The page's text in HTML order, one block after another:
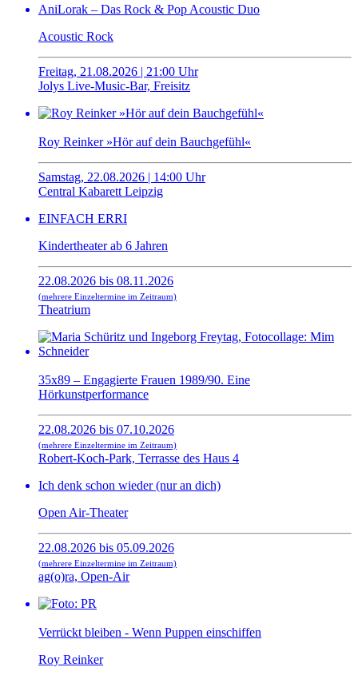
AniLorak – Das Rock & Pop Acoustic Duo
Acoustic Rock
Freitag, 21.08.2026 | 21:00 Uhr
Jolys Live-Music-Bar, Freisitz
Roy Reinker »Hör auf dein Bauchgefühl«
Samstag, 22.08.2026 | 14:00 Uhr
Central Kabarett Leipzig
EINFACH ERRI
Kindertheater ab 6 Jahren
22.08.2026 bis 08.11.2026
(mehrere Einzeltermine im Zeitraum)
Theatrium
35x89 – Engagierte Frauen 1989/90. Eine
Hörkunstperformance
22.08.2026 bis 07.10.2026
(mehrere Einzeltermine im Zeitraum)
Robert-Koch-Park, Terrasse des Haus 4
Ich denk schon wieder (nur an dich)
Open Air-Theater
22.08.2026 bis 05.09.2026
(mehrere Einzeltermine im Zeitraum)
ag(o)ra, Open-Air
Verrückt bleiben - Wenn Puppen einschiffen
Roy Reinker